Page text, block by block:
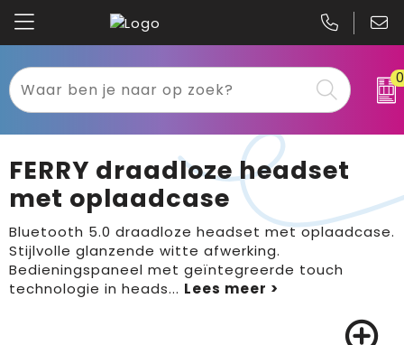
0
Textiel
Werkkleding
Sport
Tassen
Kariban
B&C
Gildan
Clique
FERRY draadloze headset
met oplaadcase
Bluetooth 5.0 draadloze headset met oplaadcase.
Stijlvolle glanzende witte afwerking.
Bedieningspaneel met geïntegreerde touch
technologie in heads...